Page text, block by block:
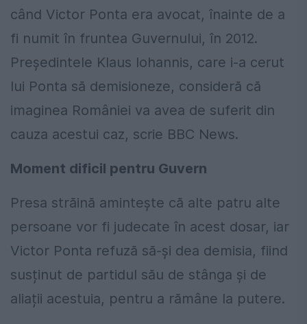
când Victor Ponta era avocat, înainte de a
fi numit în fruntea Guvernului, în 2012.
Președintele Klaus Iohannis, care i-a cerut
lui Ponta să demisioneze, consideră că
imaginea României va avea de suferit din
cauza acestui caz, scrie BBC News.
Moment dificil pentru Guvern
Presa străină amintește că alte patru alte
persoane vor fi judecate în acest dosar, iar
Victor Ponta refuză să-și dea demisia, fiind
susținut de partidul său de stânga și de
aliații acestuia, pentru a rămâne la putere.